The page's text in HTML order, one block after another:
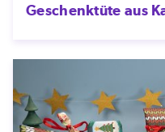
Geschenktüte aus